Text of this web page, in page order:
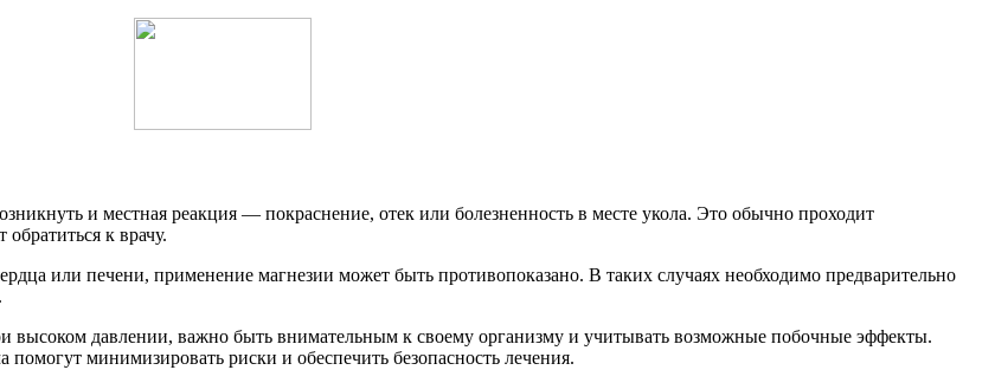
и местная реакция — покраснение, отек или болезненность в месте укола. Это обычно проходит
к врачу.
или печени, применение магнезии может быть противопоказано. В таких случаях необходимо предварительно
высоком давлении, важно быть внимательным к своему организму и учитывать возможные побочные эффекты.
минимизировать риски и обеспечить безопасность лечения.